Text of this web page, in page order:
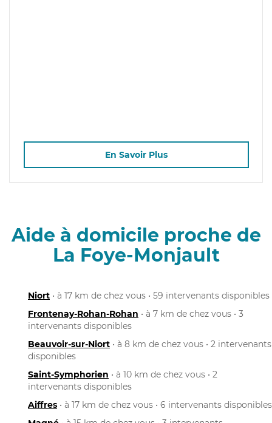
En Savoir Plus
Aide à domicile proche de
La Foye-Monjault
Niort • à 17 km de chez vous • 59 intervenants disponibles
Frontenay-Rohan-Rohan • à 7 km de chez vous • 3
intervenants disponibles
Beauvoir-sur-Niort • à 8 km de chez vous • 2 intervenants
disponibles
Saint-Symphorien • à 10 km de chez vous • 2
intervenants disponibles
Aiffres • à 17 km de chez vous • 6 intervenants disponibles